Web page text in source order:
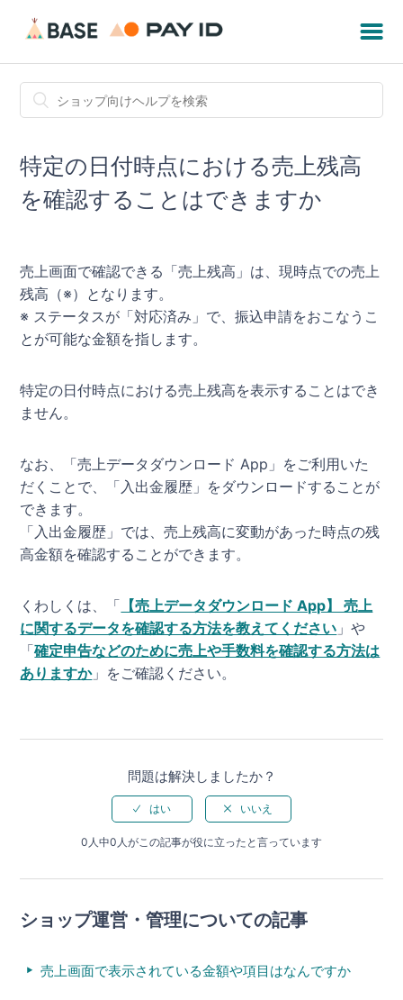
特定の日付時点における売上残高
を確認することはできますか
売上画面で確認できる「売上残高」は、現時点での売上
残高（※）となります。
※ ステータスが「対応済み」で、振込申請をおこなうこ
とが可能な金額を指します。
特定の日付時点における売上残高を表示することはでき
ません。
なお、「売上データダウンロード App」をご利用いた
だくことで、「入出金履歴」をダウンロードすることが
できます。
「入出金履歴」では、売上残高に変動があった時点の残
高金額を確認することができます。
くわしくは、「 【売上データダウンロード App】 売上
に関するデータを確認する方法を教えてください 」や
「確定申告などのために売上や手数料を確認する方法は
ありますか」をご確認ください。
問題は解決しましたか？
0人中0人がこの記事が役に立ったと言っています
ショップ運営・管理についての記事
売上画面で表示されている金額や項目はなんですか